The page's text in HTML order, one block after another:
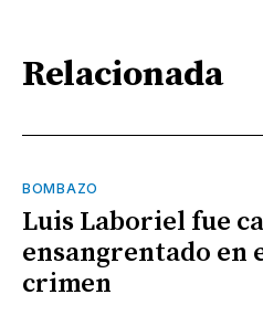
Relacionada
BOMBAZO
Luis Laboriel fue
ensangrentado en
crimen